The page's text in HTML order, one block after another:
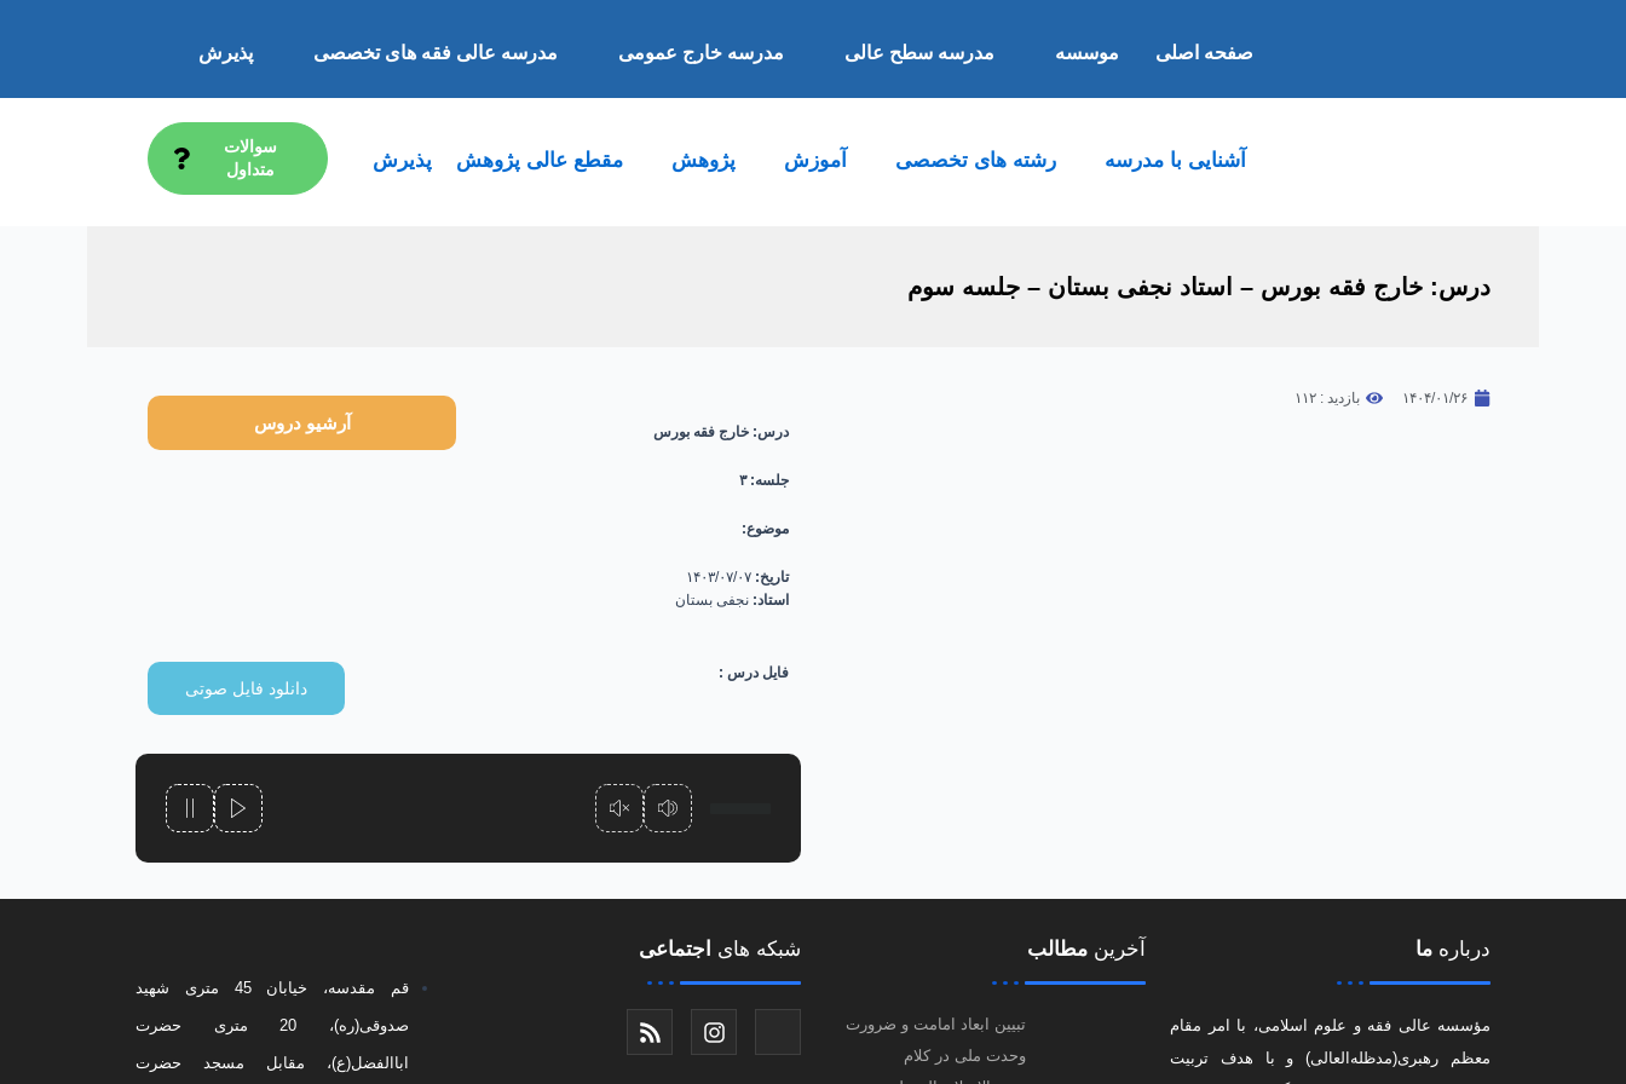
صفحه اصلی موسسه مدرسه سطح عالی مدرسه خارج عمومی مدرسه عالی فقه های تخصصی پذیرش
آشنایی با مدرسه رشته های تخصصی آموزش پژوهش مقطع عالی پژوهش پذیرش
سوالات
متداول
درس: خارج فقه بورس – استاد نجفی بستان – جلسه سوم
۱۴۰۴/۰۱/۲۶
بازدید : ۱۱۲
درس: خارج فقه بورس
جلسه: ۳
موضوع:
تاریخ:
استاد: نجفی بستان
آرشیو دروس
فایل درس :
دانلود فایل صوتی
درباره ما
مؤسسه عالی فقه و علوم اسلامی، با امر مقام
معظم رهبری(مد‌ظله‌العالی) و با هدف تربیت
آخرین مطالب
تبیین ابعاد امامت و ضرورت
وحدت ملی در کلام
شبکه های اجتماعی
قم مقدسه، خیابان 45 متری شهید
صدوقی(ره)، 20 متری حضرت
اباالفضل(ع)، مقابل مسجد حضرت